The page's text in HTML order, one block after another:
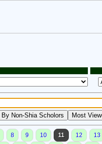
8 9 10 11 12
13